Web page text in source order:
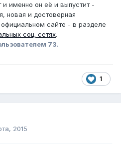
именно он её и выпустит -
новая и достоверная
сайте - в разделе
соц. сетях.
73.
1
2015